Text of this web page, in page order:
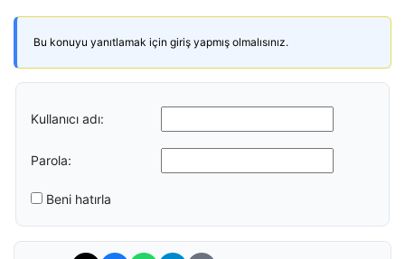
Bu konuyu yanıtlamak için giriş yapmış olmalısınız.
Kullanıcı adı:
Parola:
Beni hatırla